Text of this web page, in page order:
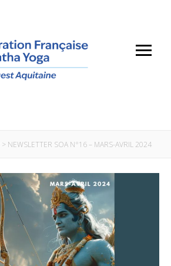
> NEWSLETTER SOA N°16 – MARS-AVRIL 2024